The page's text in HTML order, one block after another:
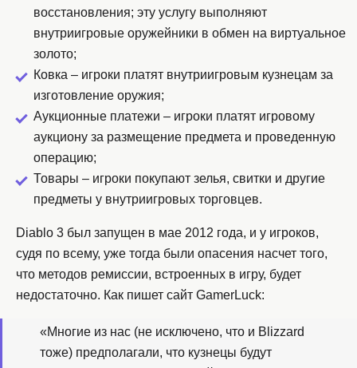
восстановления; эту услугу выполняют
внутриигровые оружейники в обмен на виртуальное
золото;
Ковка – игроки платят внутриигровым кузнецам за
изготовление оружия;
Аукционные платежи – игроки платят игровому
аукциону за размещение предмета и проведенную
операцию;
Товары – игроки покупают зелья, свитки и другие
предметы у внутриигровых торговцев.
Diablo 3 был запущен в мае 2012 года, и у игроков,
судя по всему, уже тогда были опасения насчет того,
что методов ремиссии, встроенных в игру, будет
недостаточно. Как пишет сайт GamerLuck:
«Многие из нас (не исключено, что и Blizzard
тоже) предполагали, что кузнецы будут